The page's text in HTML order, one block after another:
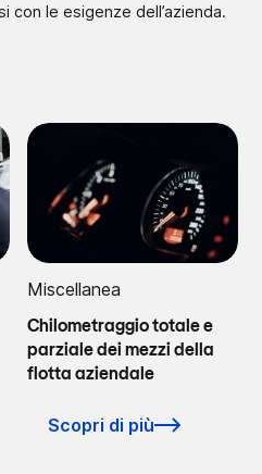
con le esigenze dell’azienda.
Miscellanea
Chilometraggio totale e
parziale dei mezzi della
flotta aziendale
Scopri di più